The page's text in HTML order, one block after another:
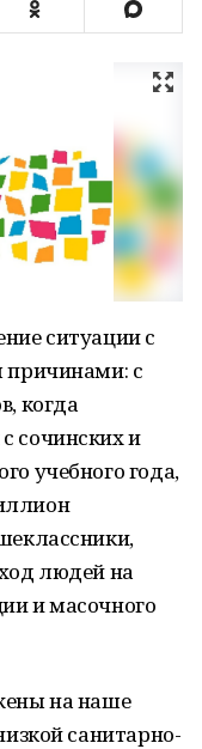
ситуации с
причинами: с
когда
сочинских и
учебного года,
людей на
и масочного
на наше
санитарно-